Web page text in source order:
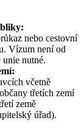
nebo cestovní
Vízum není od
nutné.
včetně
třetích zemí
země
úřad).